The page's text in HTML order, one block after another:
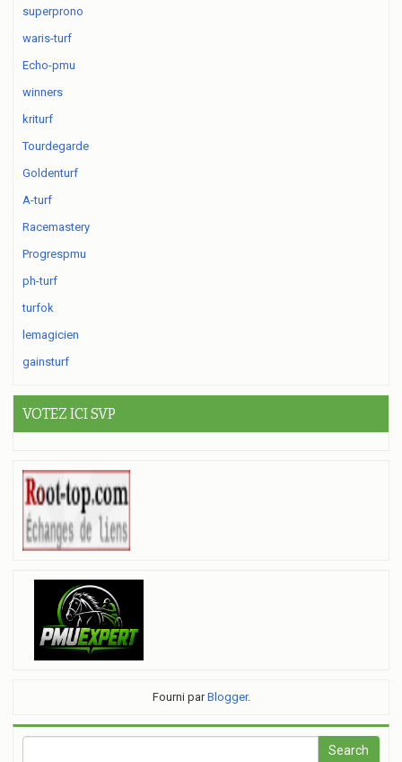
superprono
waris-turf
Echo-pmu
winners
kriturf
Tourdegarde
Goldenturf
A-turf
Racemastery
Progrespmu
ph-turf
turfok
lemagicien
gainsturf
VOTEZ ICI SVP
Fourni parBlogger.